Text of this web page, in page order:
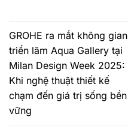
GROHE ra mắt không gian
triển lãm Aqua Gallery tại
Milan Design Week 2025:
Khi nghệ thuật thiết kế
chạm đến giá trị sống bền
vững